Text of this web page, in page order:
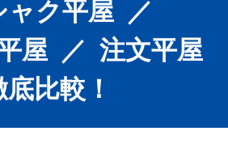
ャク平屋
／
屋
／ 注文平屋
底比較！